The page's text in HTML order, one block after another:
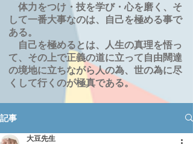
体力をつけ・技を学び・心を磨く、そ
して一番大事なのは、自己を極める事で
ある。
自己を極めるとは、
人生の真理を悟っ
て、その上で正義の道に立って自由闊達
の境地に立ちながら人の為、世の為に尽
くして行くのが極真である。
記事
大豆先生